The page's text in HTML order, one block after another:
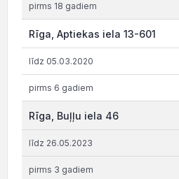
pirms 18 gadiem
Rīga, Aptiekas iela 13-601
līdz 05.03.2020
pirms 6 gadiem
Rīga, Buļļu iela 46
līdz 26.05.2023
pirms 3 gadiem